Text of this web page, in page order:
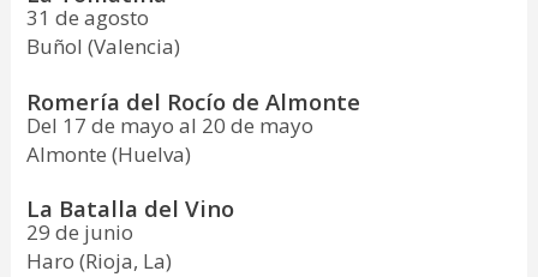
31 de agosto
Buñol (Valencia)
Romería del Rocío de Almonte
Del 17 de mayo al 20 de mayo
Almonte (Huelva)
La Batalla del Vino
29 de junio
Haro (Rioja, La)